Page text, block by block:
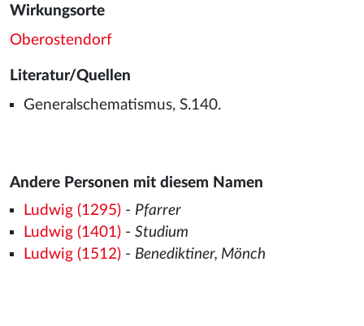
Wirkungsorte
Oberostendorf
Literatur/Quellen
Generalschematismus, S.140.
Andere Personen mit diesem Namen
Ludwig (1295)- Pfarrer
Ludwig (1401)- Studium
Ludwig (1512)- Benediktiner, Mönch